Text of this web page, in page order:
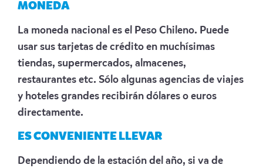
MONEDA
La moneda nacional es el Peso Chileno. Puede
usar sus tarjetas de crédito en muchísimas
tiendas, supermercados, almacenes,
restaurantes etc. Sólo algunas agencias de viajes
y hoteles grandes recibirán dólares o euros
directamente.
ES CONVENIENTE LLEVAR
Dependiendo de la estación del año, si va de